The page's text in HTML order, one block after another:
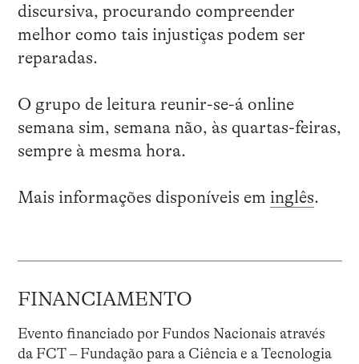
discursiva, procurando compreender
melhor como tais injustiças podem ser
reparadas.
O grupo de leitura reunir-se-á online
semana sim, semana não, às quartas-feiras,
sempre à mesma hora.
Mais informações disponíveis em inglês.
FINANCIAMENTO
Evento financiado por Fundos Nacionais através
da FCT – Fundação para a Ciência e a Tecnologia